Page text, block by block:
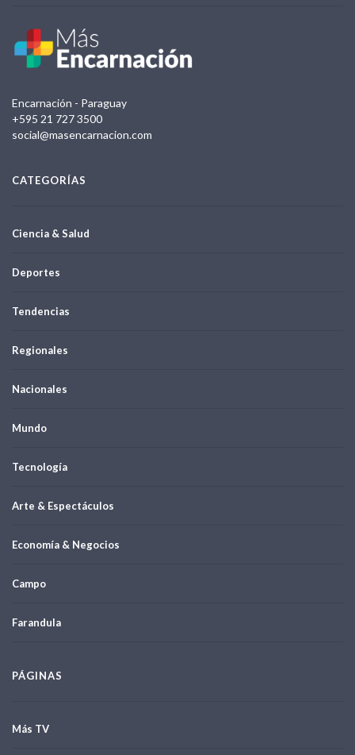
Encarnación - Paraguay
+595 21 727 3500
social@masencarnacion.com
CATEGORÍAS
Ciencia & Salud
Deportes
Tendencias
Regionales
Nacionales
Mundo
Tecnología
Arte & Espectáculos
Economía & Negocios
Campo
Farandula
PÁGINAS
Más TV